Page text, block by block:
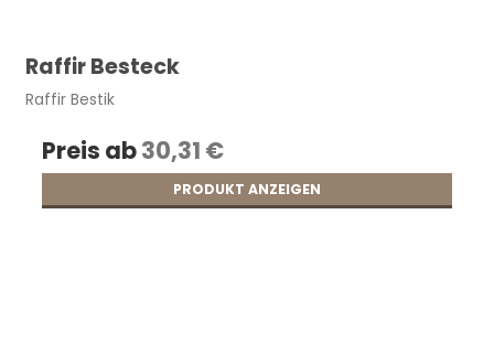
Raffir Besteck
Raffir Bestik
Preis ab30,31 €
PRODUKT ANZEIGEN